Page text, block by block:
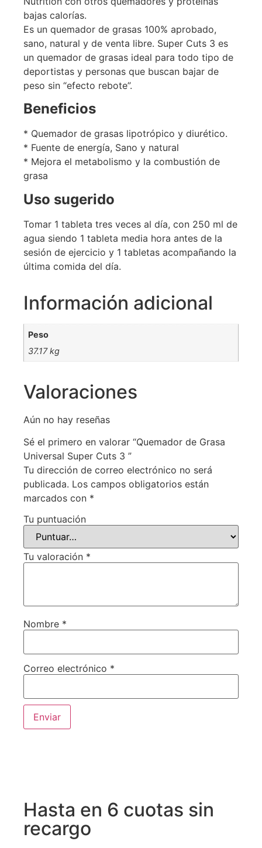
bajas calorías.
Es un quemador de grasas 100% aprobado,
sano, natural y de venta libre. Super Cuts 3 es
un quemador de grasas ideal para todo tipo de
deportistas y personas que buscan bajar de
peso sin “efecto rebote”.
Beneficios
* Quemador de grasas lipotrópico y diurético.
* Fuente de energía, Sano y natural
* Mejora el metabolismo y la combustión de
grasa
Uso sugerido
Tomar 1 tableta tres veces al día, con 250 ml de
agua siendo 1 tableta media hora antes de la
sesión de ejercicio y 1 tabletas acompañando la
última comida del día.
Información adicional
Peso
37.17 kg
Valoraciones
Aún no hay reseñas
Sé el primero en valorar “Quemador de Grasa
Universal Super Cuts 3 ”
Tu dirección de correo electrónico no será
publicada. Los campos obligatorios están
marcados con *
Tu puntuación
Tu valoración *
Nombre *
Correo electrónico *
Hasta en 6 cuotas sin
recargo